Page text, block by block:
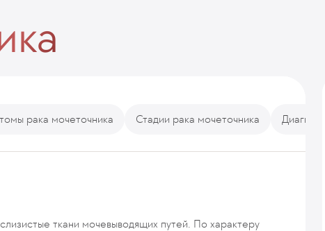
рака мочеточника Стадии рака мочеточника
ткани мочевыводящих путей. По характеру